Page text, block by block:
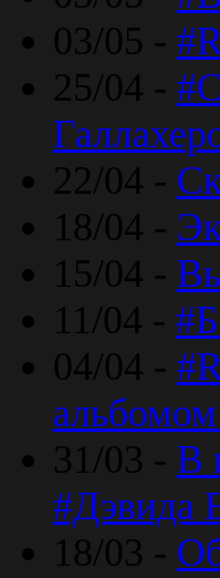
03/05 -
25/04 -
22/04 -
18/04 -
15/04 -
11/04 -
04/04 -
31/03 - В
#Дэвида
18/03 -